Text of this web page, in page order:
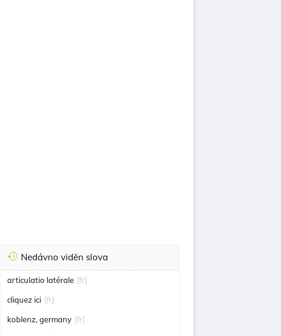
Nedávno viděn slova
articulatio latérale [fr]
cliquez ici [fr]
koblenz, germany [fr]